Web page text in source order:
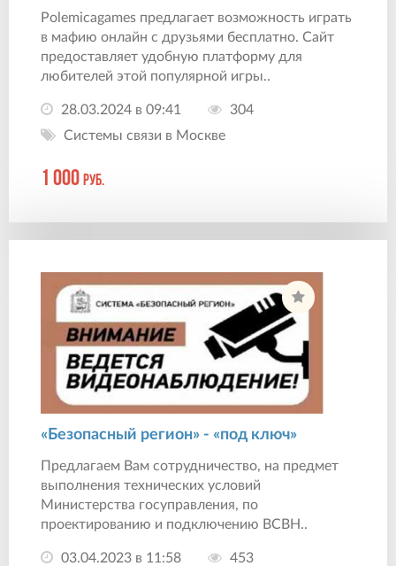
Polemicagames предлагает возможность играть
в мафию онлайн с друзьями бесплатно. Сайт
предоставляет удобную платформу для
любителей этой популярной игры..
28.03.2024 в 09:41
304
Системы связи в Москве
1 000 руб.
«Безопасный регион» - «под ключ»
Предлагаем Вам сотрудничество, на предмет
выполнения технических условий
Министерства госуправления, по
проектированию и подключению ВСВН..
03.04.2023 в 11:58
453